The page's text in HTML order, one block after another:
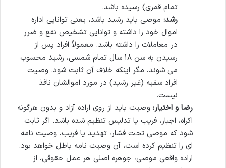
تمام قمری) رسیده باشد.
رشد: موصی باید رشید باشد، یعنی توانایی اداره
اموال خود را داشته و توانایی تشخیص نفع و ضرر
در معاملات را داشته باشد. معمولاً افراد پس از
رسیدن به سن ۱۸ سال تمام شمسی، رشید محسوب
می شوند، مگر اینکه خلاف آن ثابت شود. وصیت
افراد سفیه (غیر رشید) در مورد اموالشان نافذ
نیست.
رضا و اختیار: وصیت باید از روی اراده آزاد و بدون هرگونه
اکراه، اجبار، فریب یا تدلیس تنظیم شده باشد. اگر ثابت
شود که موصی تحت فشار، تهدید یا فریب، وصیت نامه
ای را تنظیم کرده است، آن وصیت نامه باطل خواهد بود.
اراده واقعی موصی، جوهره اصلی هر عمل حقوقی، از